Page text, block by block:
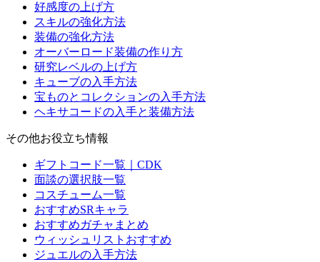
好感度の上げ方
スキルの強化方法
装備の強化方法
オーバーロード装備の作り方
研究レベルの上げ方
キューブの入手方法
宝ものとコレクションの入手方法
ヘキサコードの入手と装備方法
その他お役立ち情報
ギフトコード一覧｜CDK
面談の選択肢一覧
コスチューム一覧
おすすめSRキャラ
おすすめガチャまとめ
ウィッシュリストおすすめ
ジュエルの入手方法